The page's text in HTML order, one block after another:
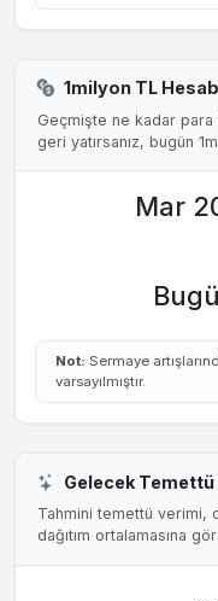
29 May 2005
1milyon TL
Geçmişte ne kadar
geri yatırsanız, bugün
Mar
Not: Sermaye
varsayılmıştır.
Gelecek
Tahmini temettü verimi,
dağıtım ortalamasına